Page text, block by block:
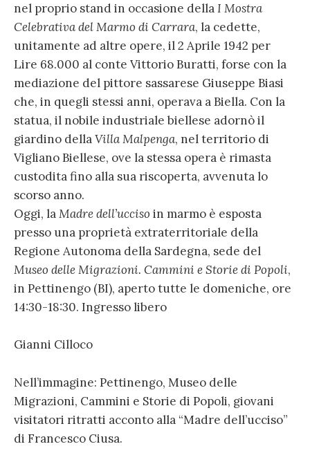
nel proprio stand in occasione dellaI Mostra
Celebrativa del Marmo di Carrara, la cedette,
unitamente ad altre opere, il 2 Aprile 1942 per
Lire 68.000 al conte Vittorio Buratti, forse con la
mediazione del pittore sassarese Giuseppe Biasi
che, in quegli stessi anni, operava a Biella. Con la
statua, il nobile industriale biellese adornò il
giardino dellaVilla Malpenga, nel territorio di
Vigliano Biellese, ove la stessa opera è rimasta
custodita fino alla sua riscoperta, avvenuta lo
scorso anno.
Oggi, laMadre dell’ucciso in marmo è esposta
presso una proprietà extraterritoriale della
Regione Autonoma della Sardegna, sede del
Museo delle Migrazioni. Cammini e Storie di Popoli,
in Pettinengo (BI), aperto tutte le domeniche, ore
14:30-18:30. Ingresso libero
Gianni Cilloco
Nell’immagine: Pettinengo, Museo delle
Migrazioni, Cammini e Storie di Popoli, giovani
visitatori ritratti acconto alla “Madre dell’ucciso”
di Francesco Ciusa.